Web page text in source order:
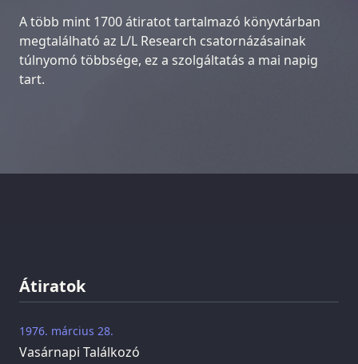
A több mint 1700 átiratot tartalmazó könyvtárban
megtalálható az L/L Research csatornázásainak
túlnyomó többsége, ez a szolgáltatás a mai napig
tart.
Átiratok
1976. március 28.
Vasárnapi Találkozó